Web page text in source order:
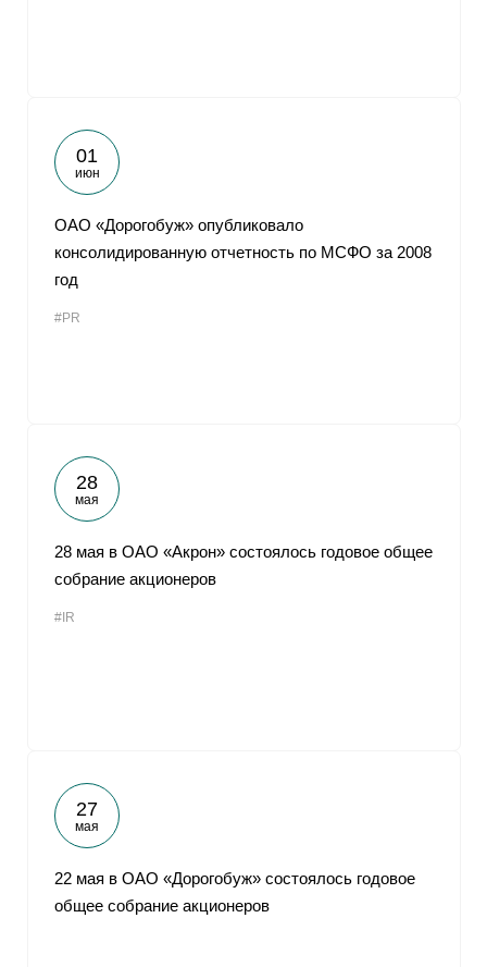
01
июн
ОАО «Дорогобуж» опубликовало
консолидированную отчетность по МСФО за 2008
год
#PR
28
мая
28 мая в ОАО «Акрон» состоялось годовое общее
собрание акционеров
#IR
27
мая
22 мая в ОАО «Дорогобуж» состоялось годовое
общее собрание акционеров